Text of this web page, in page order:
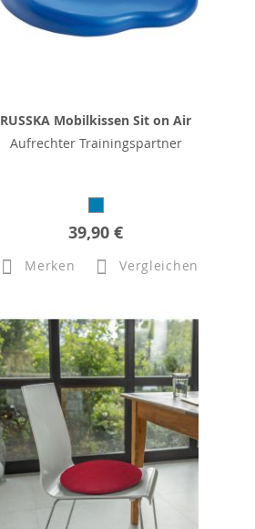
RUSSKA Mobilkissen Sit on Air
Aufrechter Trainingspartner
39,90 €
Merken Vergleichen